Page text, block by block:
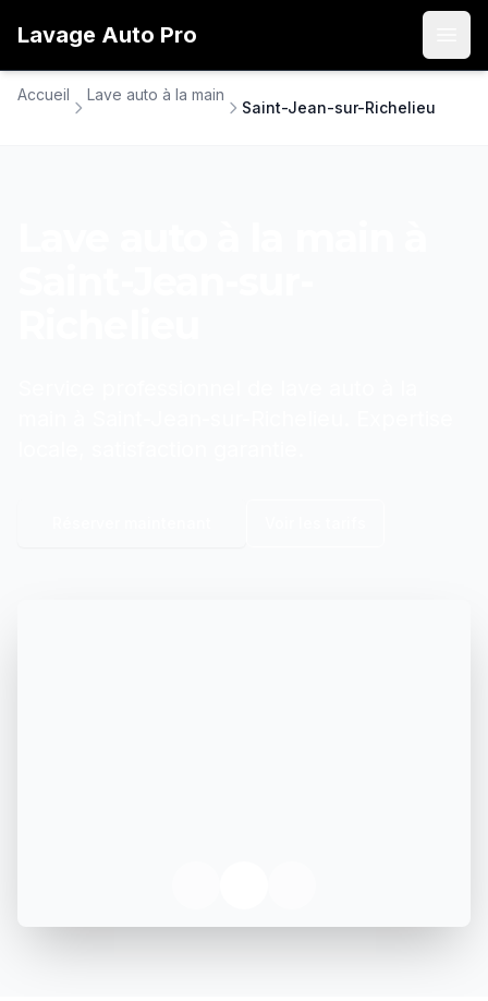
Lavage Auto Pro
Accueil Lave auto à la main
Saint-Jean-sur-Richelieu